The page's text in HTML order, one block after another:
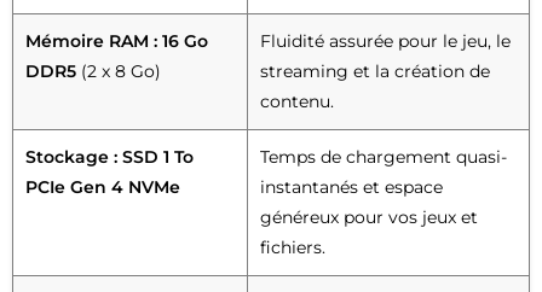
Mémoire RAM : 16 Go
DDR5 (2 x 8 Go)
Fluidité assurée pour le jeu, le
streaming et la création de
contenu.
Stockage : SSD 1 To
PCIe Gen 4 NVMe
Temps de chargement quasi-
instantanés et espace
généreux pour vos jeux et
fichiers.